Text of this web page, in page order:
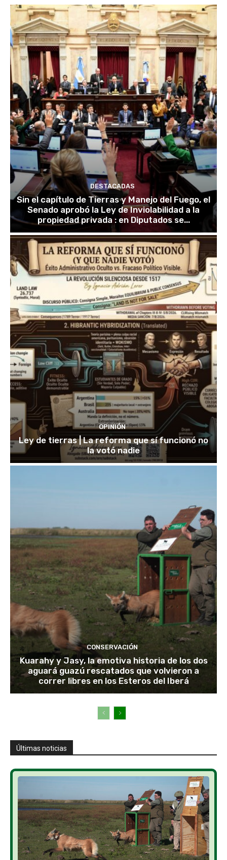
DESTACADAS
Sin el capítulo de Tierras y Manejo del Fuego, el
Senado aprobó la Ley de Inviolabilidad a la
propiedad privada : en Diputados se...
OPINIÓN
Ley de tierras | La reforma que sí funcionó no
la votó nadie
CONSERVACIÓN
Kuarahy y Jasy, la emotiva historia de los dos
aguará guazú rescatados que volvieron a
correr libres en los Esteros del Iberá
Últimas noticias